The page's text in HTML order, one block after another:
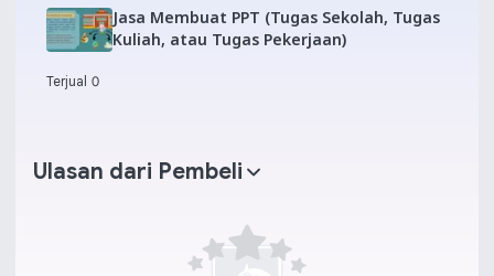
Jasa Membuat PPT (Tugas Sekolah, Tugas
Kuliah, atau Tugas Pekerjaan)
Terjual 0
Ulasan dari Pembeli